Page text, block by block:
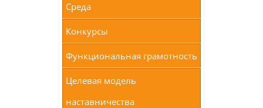
Среда
Конкурсы
Функциональная грамотность
Целевая модель
наставничества